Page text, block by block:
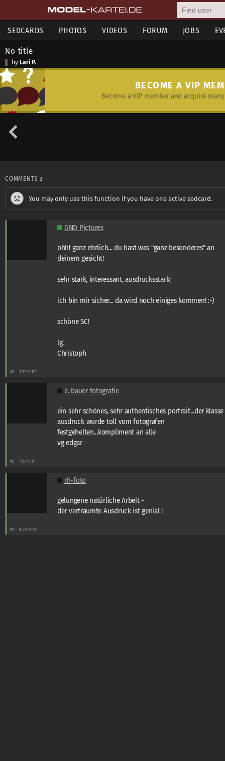
SEDCARDS PHOTOS VIDEOS FORUM JOBS
No title
by Lari P.
BECOME A VIP
Become a VIP member and acquire
COMMENTS 3
You may only use this function if you have one active sedcard.
GND Pictures
ohh! ganz ehrlich... du hast was "ganz besonderes" an
deinem gesicht!
sehr stark, interessant, ausdrucksstark!
ich bin mir sicher... da wird noch einiges kommen! :-)
schöne SC!
lg,
Christoph
#3 REPORT
e. bauer fotografie
ein sehr schönes, sehr authentisches portrait...der klasse
ausdruck wurde toll vom fotografen
festgehelten...kompliment an alle
vg edgar
#2 REPORT
rh-foto
gelungene natürliche Arbeit -
der verträumte Ausdruck ist genial !
#1 REPORT